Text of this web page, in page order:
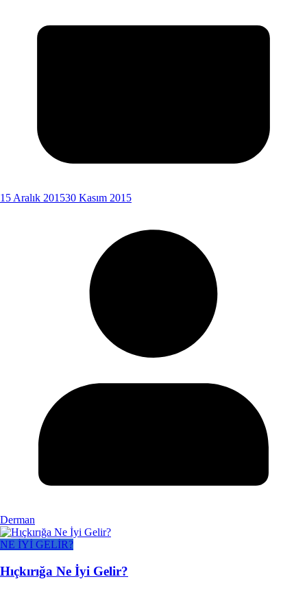
15 Aralık 201530 Kasım 2015
Derman
NE İYİ GELİR?
Hıçkırığa Ne İyi Gelir?